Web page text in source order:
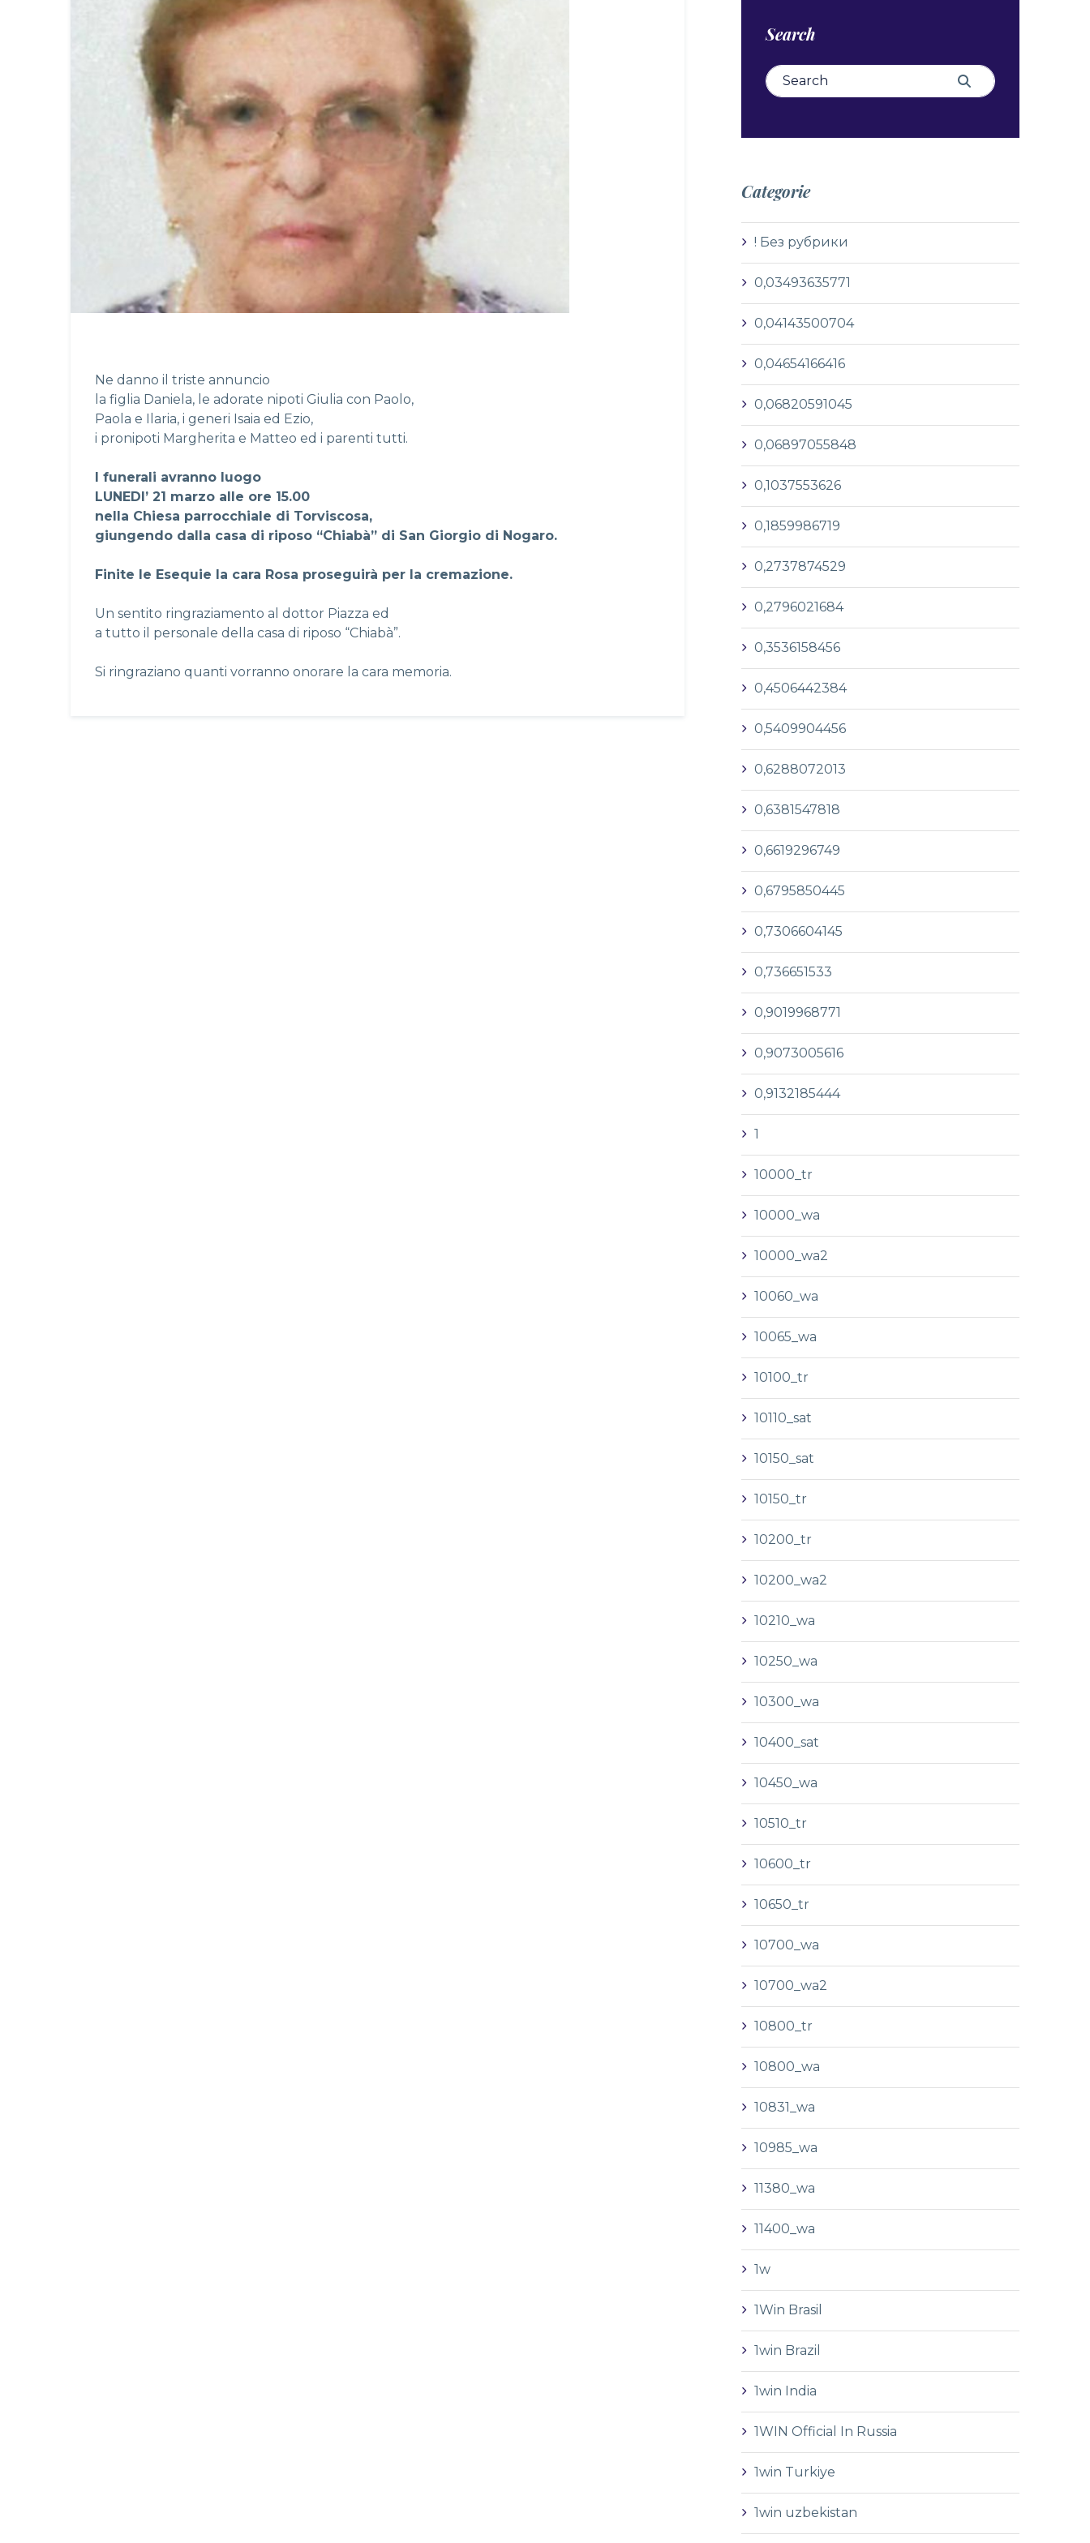
Ne danno il triste annuncio
la figlia Daniela, le adorate nipoti Giulia con Paolo,
Paola e Ilaria, i generi Isaia ed Ezio,
i pronipoti Margherita e Matteo ed i parenti tutti.
I funerali avranno luogo
LUNEDI’ 21 marzo alle ore 15.00
nella Chiesa parrocchiale di Torviscosa,
giungendo dalla casa di riposo “Chiabà” di San Giorgio di Nogaro.
Finite le Esequie la cara Rosa proseguirà per la cremazione.
Un sentito ringraziamento al dottor Piazza ed
a tutto il personale della casa di riposo “Chiabà”.
Si ringraziano quanti vorranno onorare la cara memoria.
Search
Search for: Search
Categorie
! Без рубрики
0,03493635771
0,04143500704
0,04654166416
0,06820591045
0,06897055848
0,1037553626
0,1859986719
0,2737874529
0,2796021684
0,3536158456
0,4506442384
0,5409904456
0,6288072013
0,6381547818
0,6619296749
0,6795850445
0,7306604145
0,736651533
0,9019968771
0,9073005616
0,9132185444
1
10000_tr
10000_wa
10000_wa2
10060_wa
10065_wa
10100_tr
10110_sat
10150_sat
10150_tr
10200_tr
10200_wa2
10210_wa
10250_wa
10300_wa
10400_sat
10450_wa
10510_tr
10600_tr
10650_tr
10700_wa
10700_wa2
10800_tr
10800_wa
10831_wa
10985_wa
11380_wa
11400_wa
1w
1Win Brasil
1win Brazil
1win India
1WIN Official In Russia
1win Turkiye
1win uzbekistan